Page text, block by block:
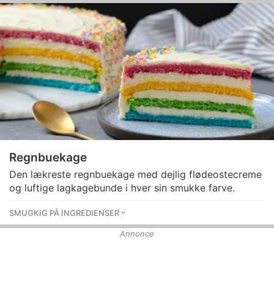
Regnbuekage
Den lækreste regnbuekage med dejlig flødeostecreme
og luftige lagkagebunde i hver sin smukke farve.
SMUGKIG PÅ INGREDIENSER
Annonce